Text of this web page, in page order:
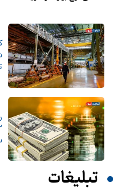
تبلیغات